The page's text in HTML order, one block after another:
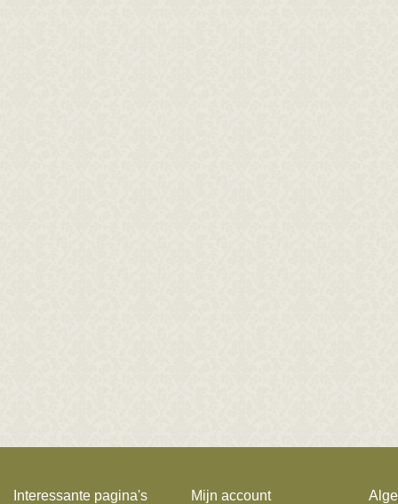
Interessante pagina's Mijn account